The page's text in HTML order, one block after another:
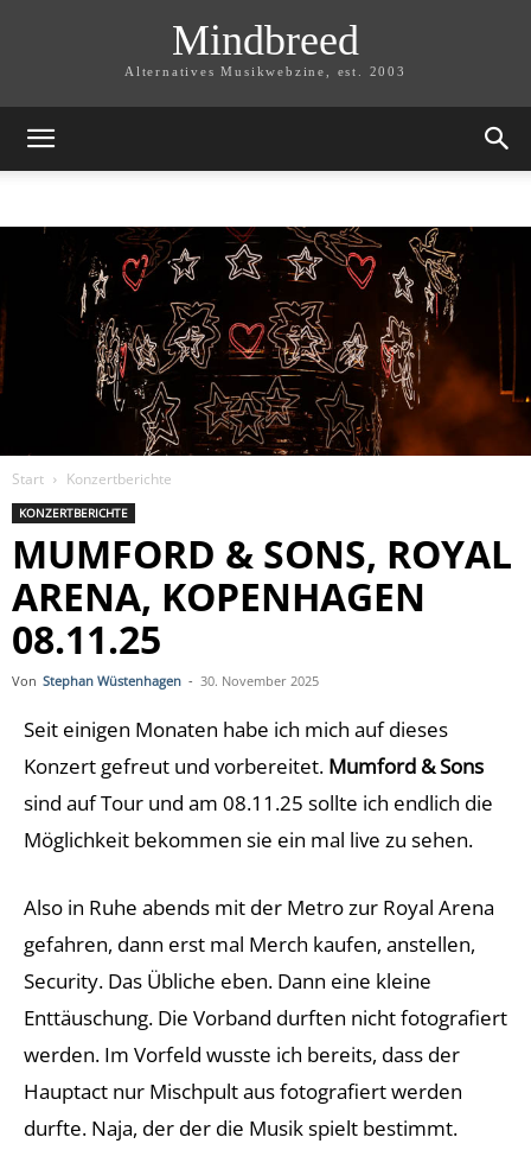
Mindbreed
Alternatives Musikwebzine, est. 2003
Start Konzertberichte
KONZERTBERICHTE
MUMFORD & SONS, ROYAL
ARENA, KOPENHAGEN
08.11.25
Von Stephan Wüstenhagen - 30. November 2025
Seit einigen Monaten habe ich mich auf dieses
Konzert gefreut und vorbereitet. Mumford & Sons
sind auf Tour und am 08.11.25 sollte ich endlich die
Möglichkeit bekommen sie ein mal live zu sehen.
Also in Ruhe abends mit der Metro zur Royal Arena
gefahren, dann erst mal Merch kaufen, anstellen,
Security. Das Übliche eben. Dann eine kleine
Enttäuschung. Die Vorband durften nicht fotografiert
werden. Im Vorfeld wusste ich bereits, dass der
Hauptact nur Mischpult aus fotografiert werden
durfte. Naja, der der die Musik spielt bestimmt.